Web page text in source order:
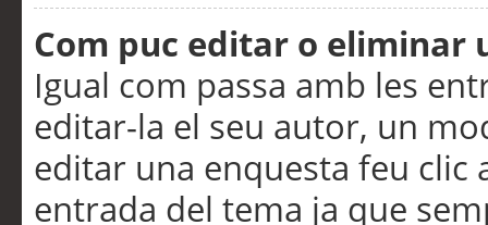
Com puc editar o eliminar
Igual com passa amb les
editar-la el seu autor, un
editar una enquesta feu clic
entrada del tema ja que